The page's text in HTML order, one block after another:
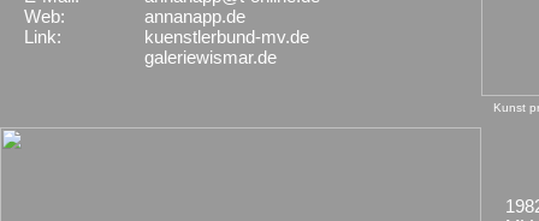
Web:
Link:
annanapp.de
kuenstlerbund-mv.de
galeriewismar.de
Kunst